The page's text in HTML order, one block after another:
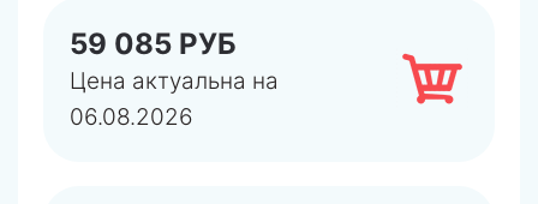
59 085 РУБ
Цена актуальна на
06.08.2026